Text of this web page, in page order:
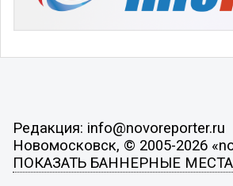
Редакция: info@novoreporter.ru
Новомосковск, © 2005-2026
ПОКАЗАТЬ БАННЕРНЫЕ МЕСТА